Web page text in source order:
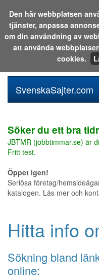
Sök i katalogen eller
SvenskaSajter.com
Söker du ett bra
JBTMR (jobbtimmar.se) är
Fritt test.
Öppet igen!
Seriösa företag/
katalogen. Läs mer och
Hitta info
Sökning bland
online:
Den här webbplatsen
tjänster, anpassa
om din användning av
att använda
cookies.